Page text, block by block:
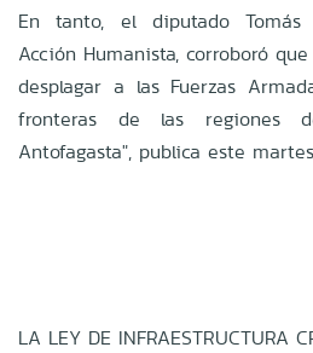
En tanto, el diputado Tomás
Acción Humanista, corroboró
desplagar a las Fuerzas
fronteras de las regiones
Antofagasta", publica este
LA LEY DE INFRAESTRUCTURA